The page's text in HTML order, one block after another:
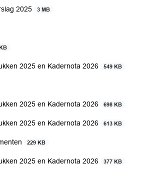
2025 3 MB
2025 en Kadernota 2026 549 KB
2025 en Kadernota 2026 698 KB
2025 en Kadernota 2026 613 KB
229 KB
2025 en Kadernota 2026 377 KB